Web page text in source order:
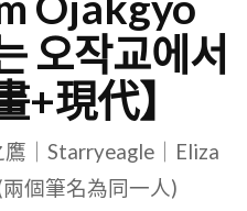
오작교에서
+現代】
鷹｜Starryeagle｜Eliza
個筆名為同一人)